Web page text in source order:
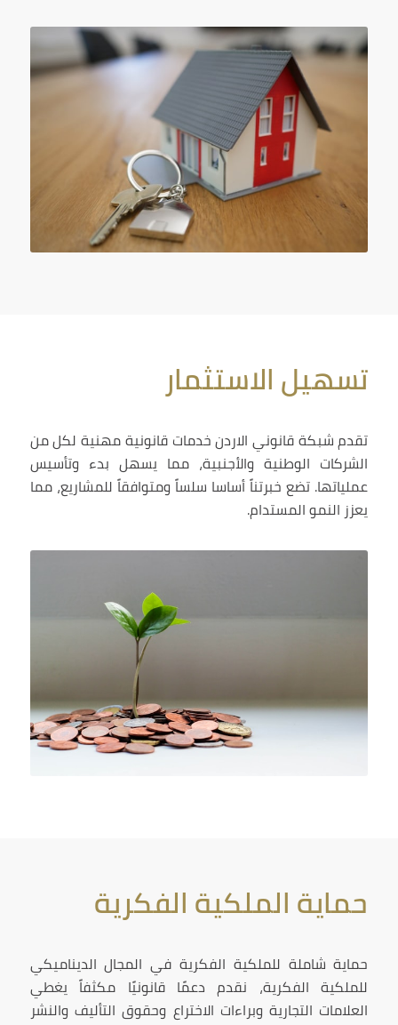
تسهيل الاستثمار
تقدم شبكة قانوني الاردن خدمات قانونية مهنية لكل من
الشركات الوطنية والأجنبية، مما يسهل بدء وتأسيس
عملياتها. تضع خبرتناً أساسا سلساً ومتوافقاً للمشاريع، مما
يعزز النمو المستدام.
حماية الملكية الفكرية
حماية شاملة للملكية الفكرية في المجال الديناميكي
للملكية الفكرية، نقدم دعمًا قانونيًا مكثفاً يغطي
العلامات التجارية وبراءات الاختراع وحقوق التأليف والنشر